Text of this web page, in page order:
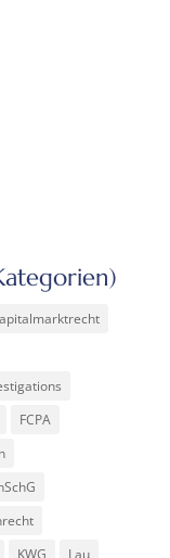
FCPA
KWG Lau